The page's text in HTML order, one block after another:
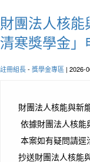
財團法人核
清寒獎學金」
註冊組長- 獎學金專區 | 2026-
財團法人核能與
依據財團法人核
本案如有疑問請
抄送財團法人核能